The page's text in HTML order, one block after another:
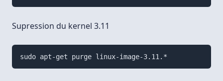
Supression du kernel 3.11